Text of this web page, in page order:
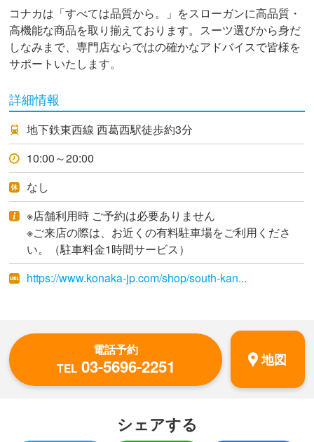
コナカは「すべては品質から。」をスローガンに高品質・
高機能な商品を取り揃えております。スーツ選びから身だ
しなみまで、専門店ならではの確かなアドバイスで皆様を
サポートいたします。
詳細情報
地下鉄東西線 西葛西駅徒歩約3分
10:00～20:00
なし
※店舗利用時 ご予約は必要ありません
※ご来店の際は、お近くの有料駐車場をご利用くださ
い。（駐車料金1時間サービス）
https://www.konaka-jp.com/shop/south-kan...
電話予約
TEL 03-5696-2251 地図
シェアする